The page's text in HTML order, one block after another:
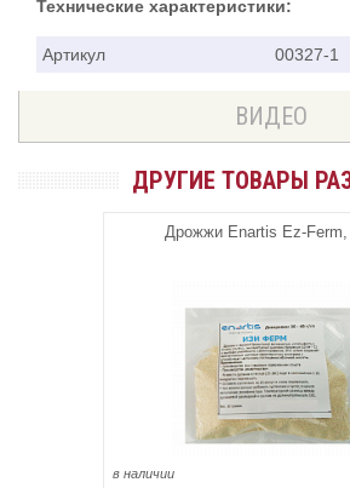
Технические характеристики:
Артикул 00327-1
ВИДЕО
ДРУГИЕ ТОВАРЫ
Дрожжи Enartis Ez-Ferm,
в наличии